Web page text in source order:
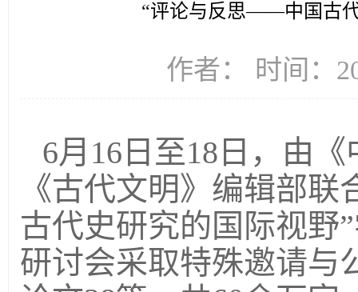
“评论与反思——中国古
作者： 时间：
6月16日至18日，由
《古代文明》编辑部
古代史研究的国际视野
研讨会采取特殊邀请与